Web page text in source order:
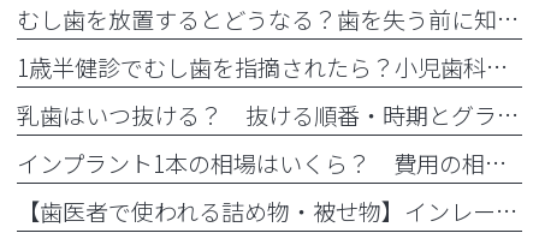
むし歯を放置するとどうなる？歯を失う前に知っておきたいリスク
1歳半健診でむし歯を指摘されたら？小児歯科の受診目安と治療内容
乳歯はいつ抜ける？ 抜ける順番・時期とグラグラした時の対処法
インプラント1本の相場はいくら？ 費用の相場や料金の内訳を紹介
【歯医者で使われる詰め物・被せ物】インレー・アンレー・クラウンとは？